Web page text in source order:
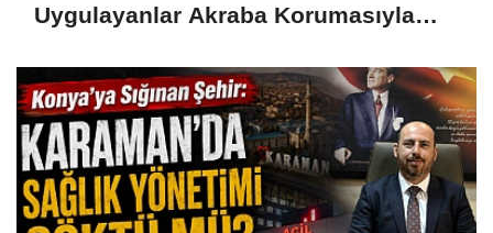
Uygulayanlar Akraba Korumasıyla